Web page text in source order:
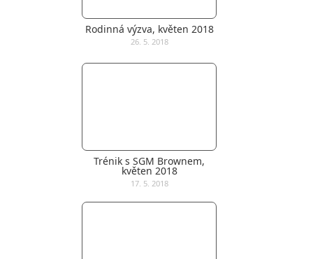
Rodinná výzva, květen 2018
26. 5. 2018
Trénik s SGM Brownem,
květen 2018
17. 5. 2018